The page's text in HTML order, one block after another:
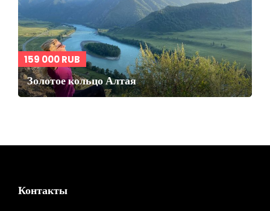
159 000 RUB
Золотое кольцо Алтая
Контакты